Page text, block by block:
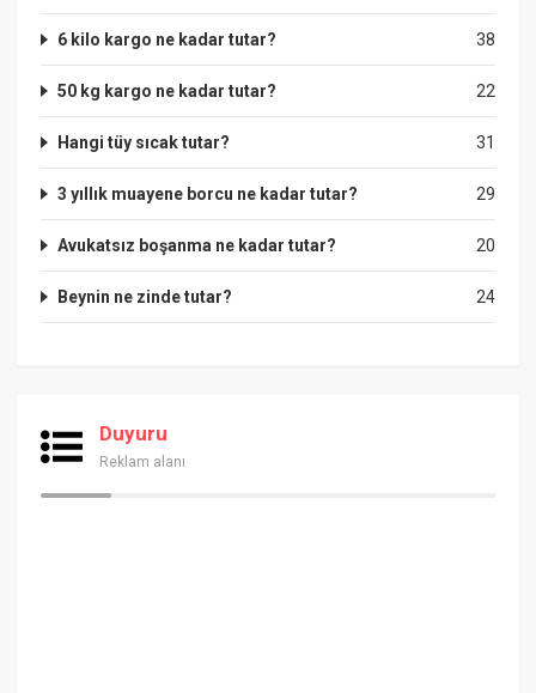
38
6 kilo kargo ne kadar tutar?
22
50 kg kargo ne kadar tutar?
31
Hangi tüy sıcak tutar?
29
3 yıllık muayene borcu ne kadar tutar?
20
Avukatsız boşanma ne kadar tutar?
24
Beynin ne zinde tutar?
Duyuru
Reklam alanı